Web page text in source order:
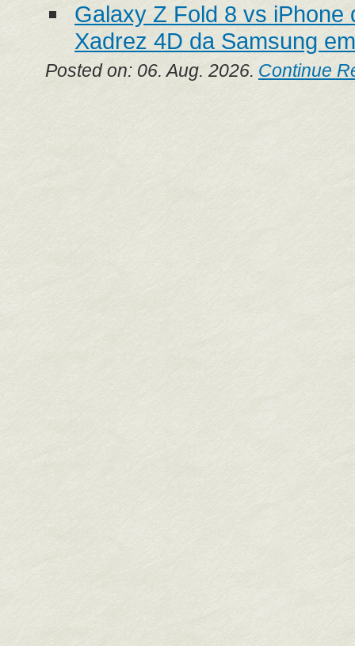
Galaxy Z Fold 8 vs iPhone
Xadrez 4D da Samsung
Posted on: 06. Aug. 2026. Continue